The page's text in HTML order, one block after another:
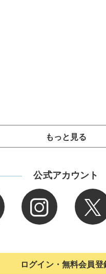
もっと見る
公式アカウント
ログイン・無料会員登